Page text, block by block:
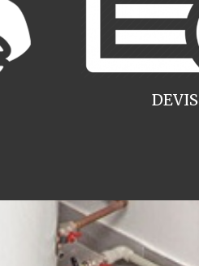
DEVIS